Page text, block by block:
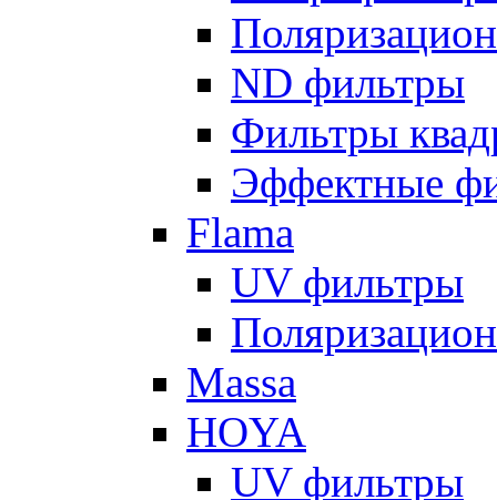
ND фильтры
Фильтры
Эффектные
Flama
UV фильтры
Massa
HOYA
UV фильтры